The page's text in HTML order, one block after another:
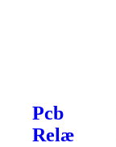
Pcb
Relæ